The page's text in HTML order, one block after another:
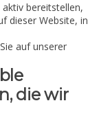
bereitstellen,
dieser Website, in
auf unserer
die wir